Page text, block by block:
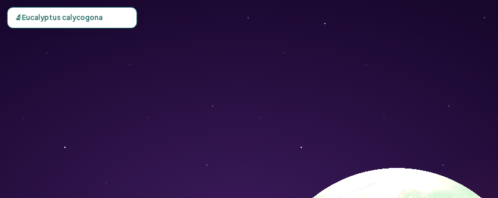
Carte d'observation du Eucalyptus calycogona (Eucalyptus calycogona) - Conservation Nature
🔬Eucalyptus calycogona